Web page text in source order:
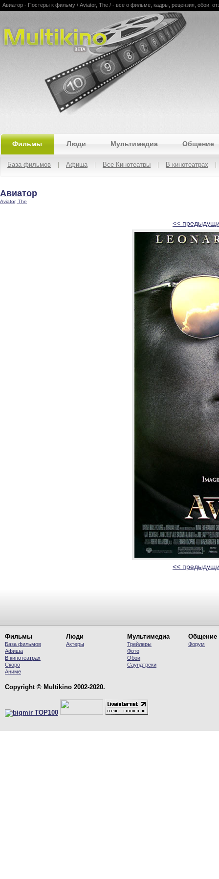
Multikino
Авиатор - Постеры к фильму / Aviator, The / - все о фильме, кадры, рецензия, обои,
Фильмы Люди Мультимедиа Общение
База фильмов Афиша Все Кинотеатры В кинотеатрах
Авиатор
Aviator, The
<<
<<
Фильмы
База фильмов
Афиша
В кинотеатрах
Скоро
Аниме
Люди
Актеры
Мультимедиа
Трейлеры
Фото
Обои
Саундтреки
Общение
Форум
Copyright © Multikino 2002-2020.